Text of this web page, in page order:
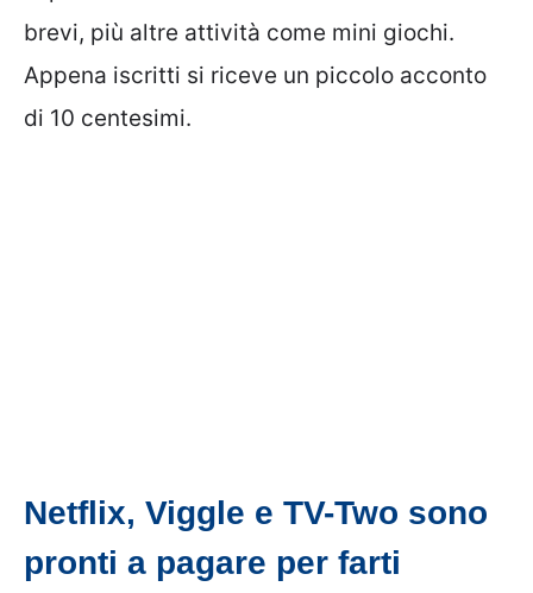
brevi, più altre attività come mini giochi.
Appena iscritti si riceve un piccolo acconto
di 10 centesimi.
Netflix, Viggle e TV-Two sono
pronti a pagare per farti